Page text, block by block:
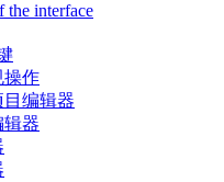
the interface
操作
目编辑器
辑器